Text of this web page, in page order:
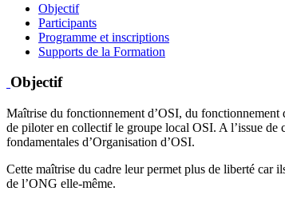
Objectif
Participants
Programme et inscriptions
Supports de la Formation
Objectif
Maîtrise du fonctionnement d’OSI, du fonctionnement
de piloter en collectif le groupe local OSI. A l’issue de
fondamentales d’Organisation d’OSI.
Cette maîtrise du cadre leur permet plus de liberté car
de l’ONG elle-même.